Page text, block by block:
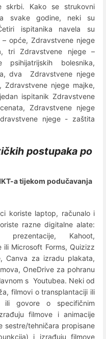
skrbi. Kako se strukovni
svake godine, neki su
ispitanika navela su
opće, Zdravstvene njege
tri Zdravstvene njege –
psihijatrijskih bolesnika,
dva Zdravstvene njege
Zdravstvene njege majke,
ispitanik Zdravstvene
Zdravstvene njege
njege - zaštita
postupaka po
a tijekom podučavanja
koriste laptop, računalo i
razne digitalne alate:
prezentacije, Kahoot,
ili Microsoft Forms, Quizizz
Canva za izradu plakata,
OneDrive za pohranu
s Youtubea. Neki od
filmovi o transplantaciji ili
ili govore o specifičnim
filmove i animacije
sestre/tehničara propisane
i izrađuju filmove